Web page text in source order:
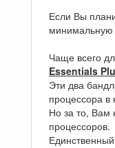
Если Вы
минимальную
Чаще всего
Essentials
Эти два
процессора в
Но за то, Вам
процессоров.